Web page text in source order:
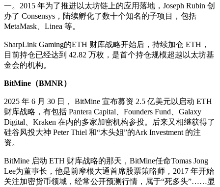
一。2015 年为了推进以太坊链上的应用落地，Joseph Rubin 创
办了 Consensys，陆续孵化了数十个知名的子项目，包括
MetaMask、Linea 等。
SharpLink Gaming的ETH 财库战略开始后，持续加仓 ETH，
目前持仓已经达到 42.82 万枚，是首个持仓规模超越以太坊基
金会的机构。
BitMine（BMNR）
2025 年 6 月 30 日， BitMine 宣布募资 2.5 亿美元以启动 ETH
财库战略，有包括 Pantera Capital、Founders Fund、Galaxy
Digital、Kraken 在内的多家加密机构参投。后来又相继获得了
硅谷风投大神 Peter Thiel 和“木头姐”的Ark Investment 的注
资。
BitMine 启动 ETH 财库战略的那天，BitMine任命Tomas Jong
Lee为董事长，他是前摩根大通首席股票策略师，2017 年开始
关注加密货币领域，经常公开预测行情，属于“死多头”……显